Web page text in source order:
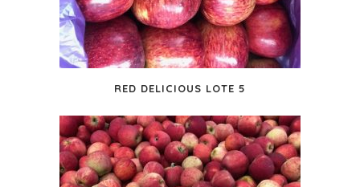
RED DELICIOUS LOTE 5